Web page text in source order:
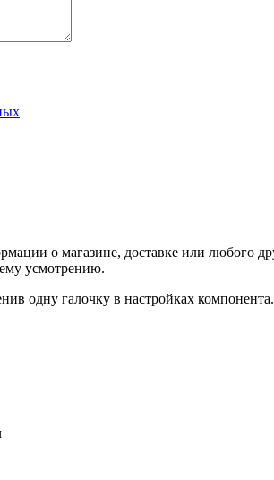
о магазине, доставке или любого
усмотрению.
одну галочку в настройках